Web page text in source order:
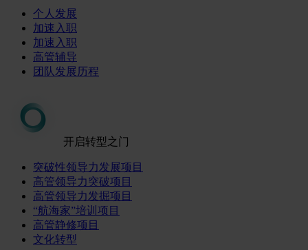
个人发展
加速入职
加速入职
高管辅导
团队发展历程
开启转型之门
突破性领导力发展项目
高管领导力突破项目
高管领导力发掘项目
“航海家”培训项目
高管静修项目
文化转型